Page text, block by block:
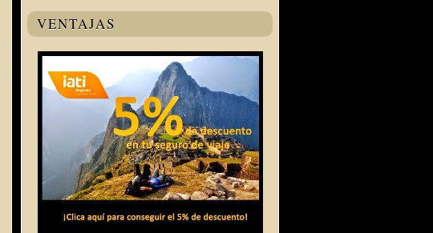
VENTAJAS